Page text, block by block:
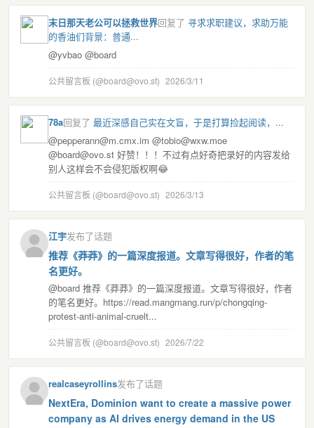
末日那天老公可以拯救世界回复了 寻求求职建议，求助万能
的香油们背景：普通...
@yvbao @board
公共留言板 (@board@ovo.st) 2026/3/11
78a回复了 最近深感自己实在文盲，于是打算捡起阅读，...
@pepperann@m.cmx.im @tobio@wxw.moe
@board@ovo.st 好赞！！！不过有点好奇把录好的内容发给
别人这样会不会侵犯版权啊😂
公共留言板 (@board@ovo.st) 2026/3/13
江宇发布了话题
推荐《莽莽》的一篇深度报道。文章写得很好，作者的笔
名更好。
@board 推荐《莽莽》的一篇深度报道。文章写得很好，作者
的笔名更好。https://read.mangmang.run/p/chongqing-
protest-anti-animal-cruelt...
公共留言板 (@board@ovo.st) 2026/7/22
realcaseyrollins发布了话题
NextEra, Dominion want to create a massive power
company as AI drives energy demand in the US